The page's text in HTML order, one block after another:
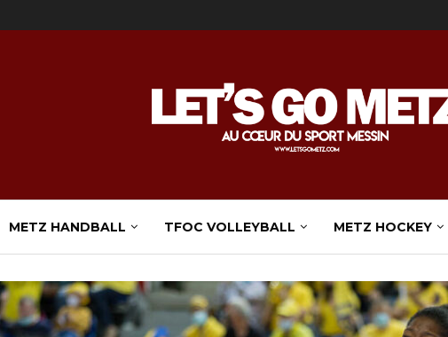
METZ HANDBALL TFOC VOLLEYBALL METZ HOCKEY